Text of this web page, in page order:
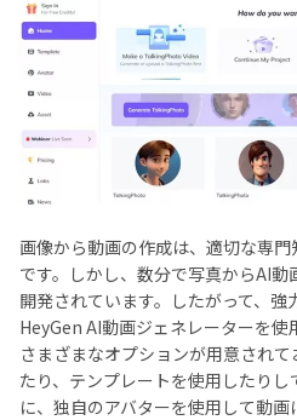
画像から動画の作成は、適切な専
です。しかし、数分で写真からAI動
開発されています。したがって、
HeyGen AI動画ジェネレーターを
さまざまなオプションが用意され
たり、テンプレートを使用したり
に、独自のアバターを使用して動画